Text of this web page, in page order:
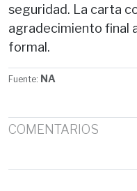
seguridad. La carta
agradecimiento final
formal.
Fuente: NA
COMENTARIOS